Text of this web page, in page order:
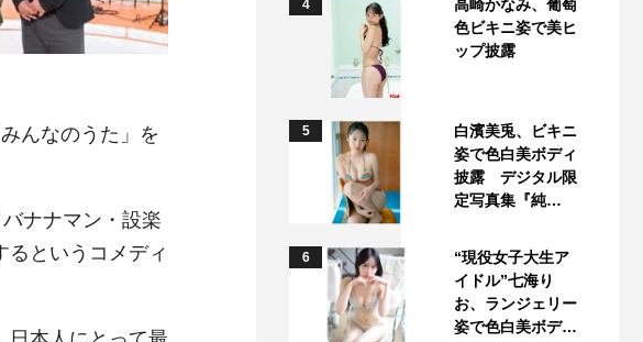
んなのうた」を
ナナマン・設楽
というコメディ
4
高崎かなみ、葡萄
色ビキニ姿で美ヒ
ップ披露
5
白濱美兎、ビキニ
姿で色白美ボディ
披露 デジタル限
定写真集『純…
6
“現役女子大生ア
イドル”七海り
お、ランジェリー
姿で色白美ボデ…